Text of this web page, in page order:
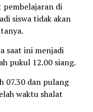
pembelajaran di
siswa tidak akan
saat ini menjadi
pukul 12.00 siang.
07.30 dan pulang
waktu shalat